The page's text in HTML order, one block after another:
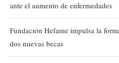
ante el aumento de enfermedades
Fundación Hefame impulsa la
dos nuevas becas